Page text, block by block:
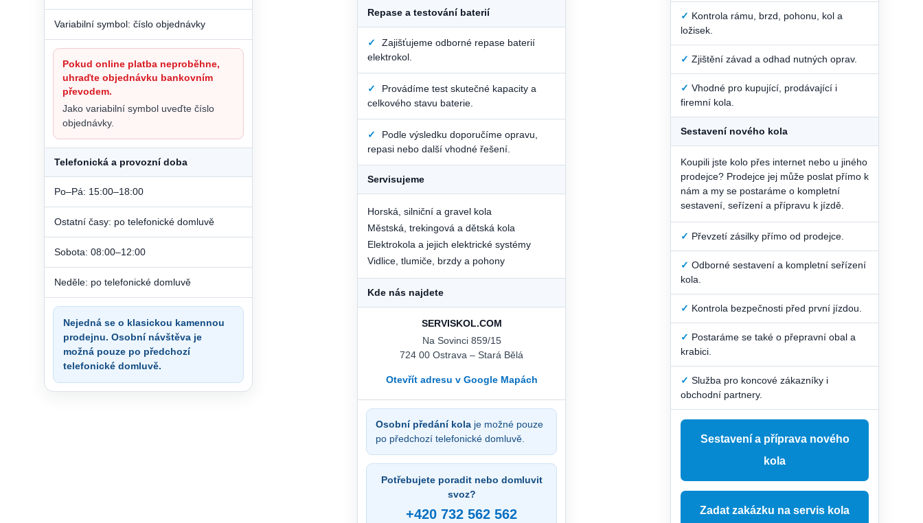
Variabilní symbol: číslo objednávky
Pokud online platba neproběhne,
uhraďte objednávku bankovním
převodem.
Jako variabilní symbol uveďte číslo
objednávky.
Telefonická a provozní doba
Po–Pá: 15:00–18:00
Ostatní časy: po telefonické domluvě
Sobota: 08:00–12:00
Neděle: po telefonické domluvě
Nejedná se o klasickou kamennou
prodejnu. Osobní návštěva je
možná pouze po předchozí
telefonické domluvě.
Repase a testování baterií
✓
Zajišťujeme odborné repase baterií
elektrokol.
✓
Provádíme test skutečné kapacity a
celkového stavu baterie.
✓
Podle výsledku doporučíme opravu,
repasi nebo další vhodné řešení.
Servisujeme
Horská, silniční a gravel kola
Městská, trekingová a dětská kola
Elektrokola a jejich elektrické systémy
Vidlice, tlumiče, brzdy a pohony
Kde nás najdete
SERVISKOL.COM
Na Sovinci 859/15
724 00 Ostrava – Stará Bělá
Otevřít adresu v Google Mapách
Osobní předání kola je možné pouze
po předchozí telefonické domluvě.
Potřebujete poradit nebo domluvit
svoz?
+420 732 562 562
✓ Kontrola rámu, brzd, pohonu, kol a
ložisek.
✓ Zjištění závad a odhad nutných oprav.
✓ Vhodné pro kupující, prodávající i
firemní kola.
Sestavení nového kola
Koupili jste kolo přes internet nebo u jiného
prodejce? Prodejce jej může poslat přímo k
nám a my se postaráme o kompletní
sestavení, seřízení a přípravu k jízdě.
✓ Převzetí zásilky přímo od prodejce.
✓ Odborné sestavení a kompletní seřízení
kola.
✓ Kontrola bezpečnosti před první jízdou.
✓ Postaráme se také o přepravní obal a
krabici.
✓ Služba pro koncové zákazníky i
obchodní partnery.
Sestavení a příprava nového
kola
Zadat zakázku na servis kola